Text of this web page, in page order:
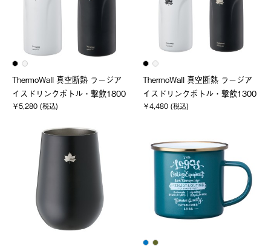
ThermoWall 真空断熱 ラージア
イスドリンクボトル・撃飲1800
￥5,280 (税込)
ThermoWall 真空断熱 ラージア
イスドリンクボトル・撃飲1300
￥4,480 (税込)